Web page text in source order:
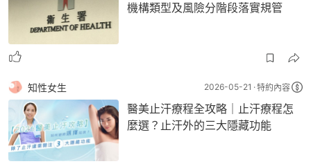
機構類型及風險分階段落實規管
知性女生 2026-05-21 特約內容
醫美止汗療程全攻略｜止汗療程怎
麼選？止汗外的三大隱藏功能